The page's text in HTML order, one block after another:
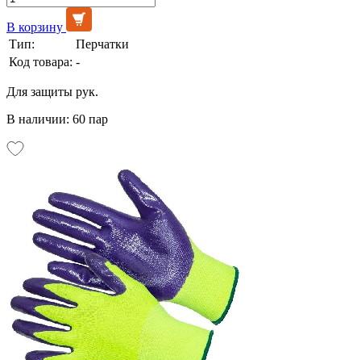
В корзину
Тип:
Перчатки
Код товара: -
Для защиты рук.
В наличии: 60 пар